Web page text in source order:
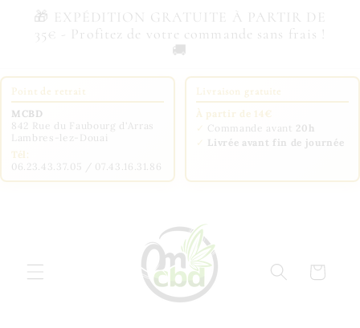
passer
au
🎁 EXPÉDITION GRATUITE À PARTIR DE
35€ - Profitez de votre commande sans frais !
🚚
Point de retrait
MCBD
842 Rue du Faubourg d'Arras
Lambres-lez-Douai
Tél:
06.23.43.37.05 / 07.43.16.31.86
Livraison gratuite
À partir de 14€
✓ Commande avant 20h
✓ Livrée avant fin de journée
Panier